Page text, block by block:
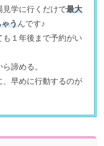
見学に行くだけで最大
うんです♪
１年後まで予約がい
諦める。
、早めに行動するのが